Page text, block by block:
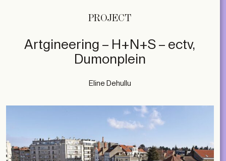
PROJECT
Artgineering – H+N+S – ectv,
Dumonplein
Eline Dehullu